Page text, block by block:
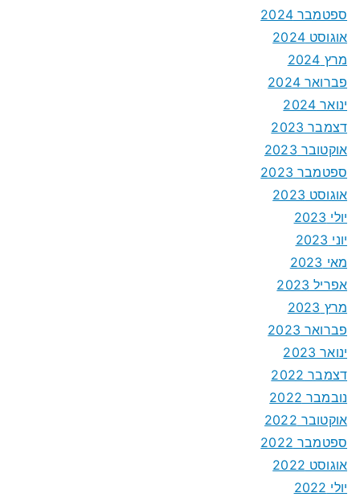
ספטמבר 2024
אוגוסט 2024
מרץ 2024
פברואר 2024
ינואר 2024
דצמבר 2023
אוקטובר 2023
ספטמבר 2023
אוגוסט 2023
יולי 2023
יוני 2023
מאי 2023
אפריל 2023
מרץ 2023
פברואר 2023
ינואר 2023
דצמבר 2022
נובמבר 2022
אוקטובר 2022
ספטמבר 2022
אוגוסט 2022
יולי 2022